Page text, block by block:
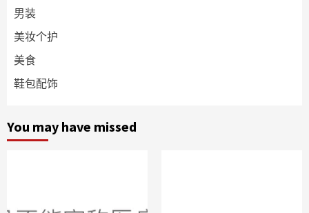
男装
美妆个护
美食
鞋包配饰
You may have missed